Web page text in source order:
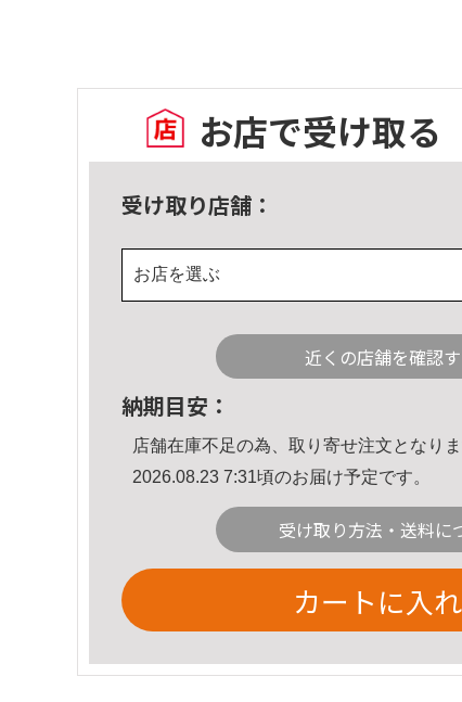
お店で受け取る
受け取り店舗：
お店を選ぶ
近くの店舗を確認
納期目安：
店舗在庫不足の為、取り寄せ注文となりま
2026.08.23 7:31頃のお届け予定です。
受け取り方法・送料に
カートに入